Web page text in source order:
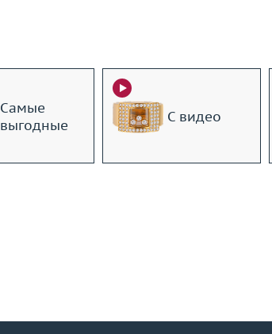
Самые
выгодные
С видео